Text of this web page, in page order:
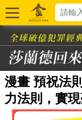
漫畫 預祝法
力法則，實